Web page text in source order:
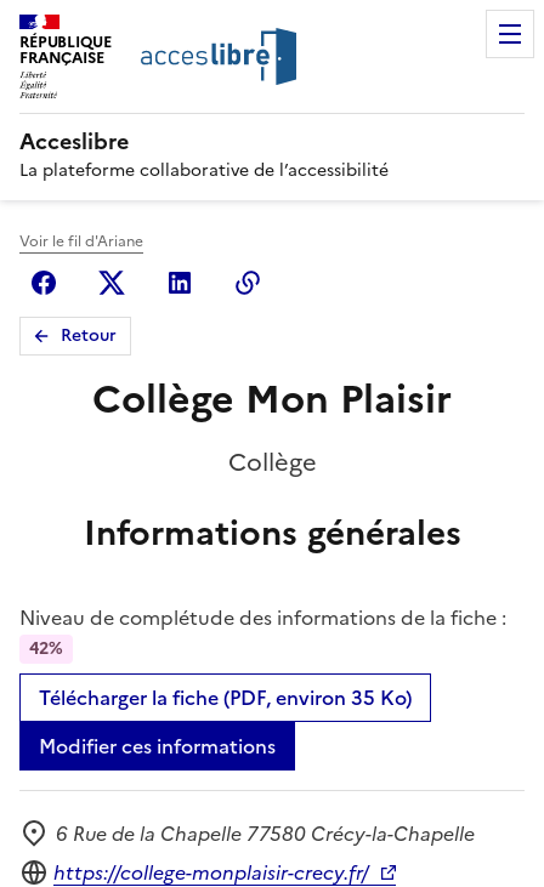
RÉPUBLIQUE
FRANÇAISE
Acceslibre
La plateforme collaborative de l’accessibilité
Voir le fil d'Ariane
FacebookX (anciennement Twitter)
Linkedin
Retour
Collège Mon Plaisir
Collège
Informations générales
Niveau de complétude des informations de la fiche :
42%
Télécharger la fiche (PDF, environ 35 Ko)
Modifier ces informations
Adresse
6 Rue de la Chapelle 77580 Crécy-la-Chapelle
Site internet
https://college-monplaisir-crecy.fr/